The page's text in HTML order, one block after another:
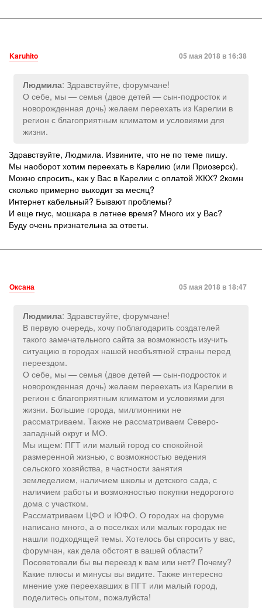
Karuhito 05 мая 2018 в 16:38
Людмила: Здравствуйте, форумчане!
О себе, мы — семья (двое детей — сын-подросток и
новорожденная дочь) желаем переехать из Карелии в
регион с благоприятным климатом и условиями для
жизни.
Здравствуйте, Людмила. Извините, что не по теме пишу.
Мы наоборот хотим переехать в Карелию (или Приозерск).
Можно спросить, как у Вас в Карелии с оплатой ЖКХ? 2комн
сколько примерно выходит за месяц?
Интернет кабельный? Бывают проблемы?
И еще гнус, мошкара в летнее время? Много их у Вас?
Буду очень признательна за ответы.
Оксана 05 мая 2018 в 18:47
Людмила: Здравствуйте, форумчане!
В первую очередь, хочу поблагодарить создателей
такого замечательного сайта за возможность изучить
ситуацию в городах нашей необъятной страны перед
переездом.
О себе, мы — семья (двое детей — сын-подросток и
новорожденная дочь) желаем переехать из Карелии в
регион с благоприятным климатом и условиями для
жизни. Большие города, миллионники не
рассматриваем. Также не рассматриваем Северо-
западный округ и МО.
Мы ищем: ПГТ или малый город со спокойной
размеренной жизнью, с возможностью ведения
сельского хозяйства, в частности занятия
земледелием, наличием школы и детского сада, с
наличием работы и возможностью покупки недорогого
дома с участком.
Рассматриваем ЦФО и ЮФО. О городах на форуме
написано много, а о поселках или малых городах не
нашли подходящей темы. Хотелось бы спросить у вас,
форумчан, как дела обстоят в вашей области?
Посоветовали бы вы переезд к вам или нет? Почему?
Какие плюсы и минусы вы видите. Также интересно
мнение уже переехавших в ПГТ или малый город,
поделитесь опытом, пожалуйста!